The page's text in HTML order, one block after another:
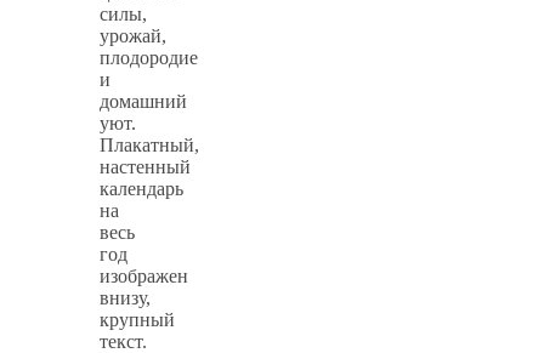
силы,
урожай,
плодородие
и
домашний
уют.
Плакатный,
настенный
календарь
на
весь
год
изображен
внизу,
крупный
текст.